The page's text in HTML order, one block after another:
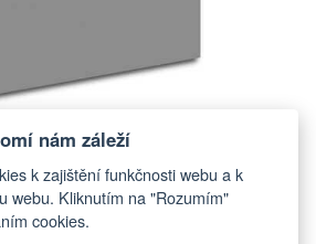
Koala ilustrace
od 299 Kč
ZOBRAZIT
nám záleží
k zajištění funkčnosti webu a k
webu. Kliknutím na "Rozumím"
cookies.